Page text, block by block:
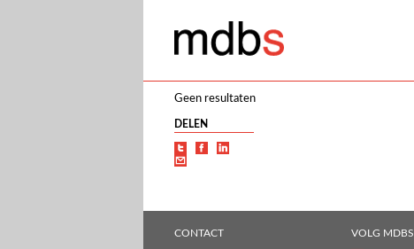
Geen resultaten
DELEN
CONTACT VOLG MDBS